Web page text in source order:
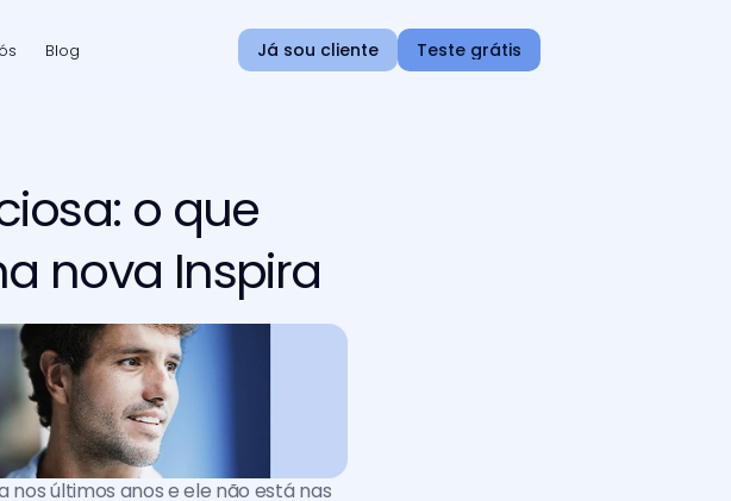
Blog Já sou cliente Teste grátis
o que
nova Inspira
nos últimos anos e ele não está nas